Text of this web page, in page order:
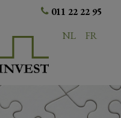
011 22 22 95
NL
FR